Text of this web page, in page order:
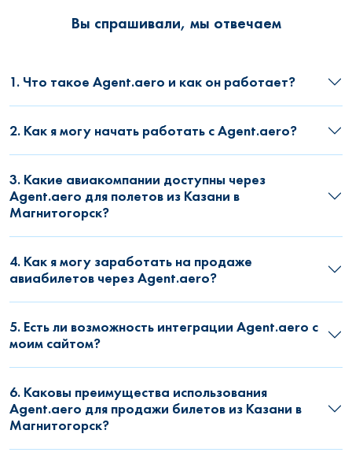
Вы спрашивали, мы отвечаем
1. Что такое Agent.aero и как он работает?
2. Как я могу начать работать с Agent.aero?
3. Какие авиакомпании доступны через
Agent.aero для полетов из Казани в
Магнитогорск?
4. Как я могу заработать на продаже
авиабилетов через Agent.aero?
5. Есть ли возможность интеграции Agent.aero с
моим сайтом?
6. Каковы преимущества использования
Agent.aero для продажи билетов из Казани в
Магнитогорск?